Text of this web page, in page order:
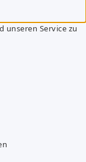
unseren Service zu